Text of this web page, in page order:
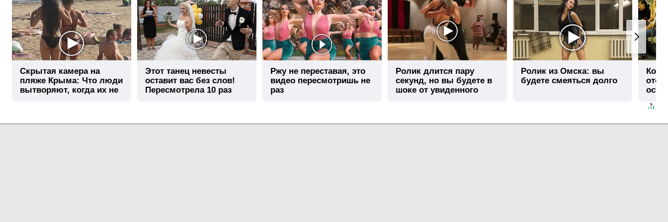
Скрытая камера на
пляже Крыма: Что люди
вытворяют, когда их не
Этот танец невесты
оставит вас без слов!
Пересмотрела 10 раз
Ржу не переставая, это
видео пересмотришь не
раз
Ролик длится пару
секунд, но вы будете в
шоке от увиденного
Ролик из Омска: вы
будете смеяться долго